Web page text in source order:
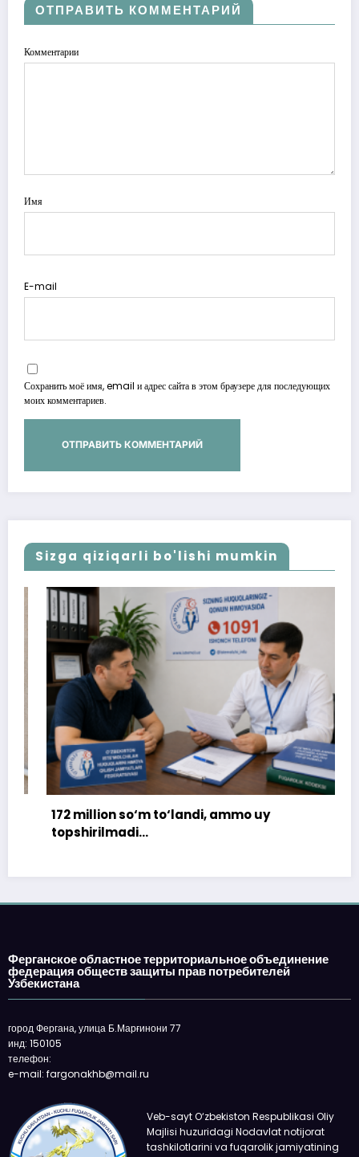
ОТПРАВИТЬ КОММЕНТАРИЙ
Комментарии
Имя
E-mail
Сохранить моё имя, email и адрес сайта в этом браузере для последующих
моих комментариев.
Sizga qiziqarli bo'lishi mumkin
172 million so‘m to‘landi, ammo uy
topshirilmadi…
Ферганское областное территориальное объединение
федерация обществ защиты прав потребителей
Узбекистана
город Фергана, улица Б.Марғинони 77
инд: 150105
телефон:
e-mail: fargonakhb@mail.ru
Veb-sayt O‘zbekiston Respublikasi Oliy
Majlisi huzuridagi Nodavlat notijorat
tashkilotlarini va fuqarolik jamiyatining